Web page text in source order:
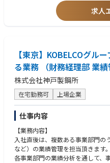
事業ポートフォリオ変革・成長追
部門と密に連携し、M&Aや各種
2. 幅広い事業領域に携わることが
素材・機械・電力と取扱製品、
り、他社では経験できない広範囲
国内・海外業務を両方担当し、広
3. 国際法務人材として成長できる
・海外留学や海外統括会社の法務
点で育成する方針であり、法務担
す。
＜配属組織＞
本社部門 法務部
＜求める人物像＞
・メーカーを中心とした事業会社
る方。
SPA（株式譲渡契約）やSHA（株
には撤退や統合など、事業ポート
かしていただける方を求めています
・不確実な状況下でも、全体を俯
経営戦略の遂行にあたり、タイト
し、解決策を提示して最後まで責
す。
・クロスボーダー案件などの海外
の方。
国内外の多様なステークホルダー
ジェクトをプロジェクトマネジメ
求人
【東京】KOBELCOグル
る業務 （財務経理部 業績
株式会社神戸製鋼所
在宅勤務可 上場企業
仕事内容
【業務内容】
入社直後は、複数ある事業部門の
など）の業績管理を担当頂きます。
各事業部門の業績分析を通して、